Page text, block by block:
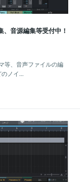
音源編集等受付中！
等、音声ファイルの編
ノイ...